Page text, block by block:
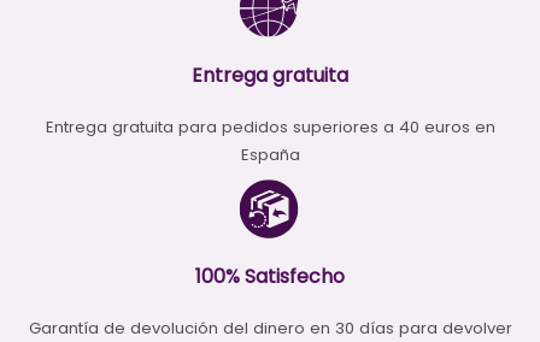
Entrega gratuita
Entrega gratuita para pedidos superiores a 40 euros en
España
100% Satisfecho
Garantía de devolución del dinero en 30 días para devolver